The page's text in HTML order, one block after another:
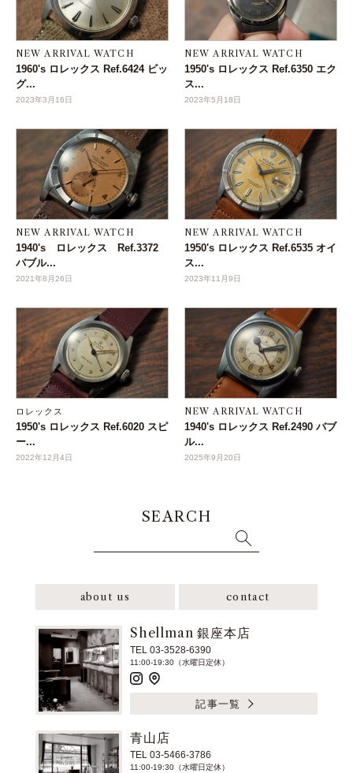
NEW ARRIVAL WATCH
1960's ロレックス Ref.6424 ビッ
グ...
2023年3月16日
NEW ARRIVAL WATCH
1950's ロレックス Ref.6350 エク
ス...
2023年5月18日
NEW ARRIVAL WATCH
1940's ロレックス Ref.3372
バブル...
2021年8月26日
NEW ARRIVAL WATCH
1950's ロレックス Ref.6535 オイ
ス...
2023年11月9日
ロレックス
1950's ロレックス Ref.6020 スピ
ー...
2022年12月4日
NEW ARRIVAL WATCH
1940's ロレックス Ref.2490 バブ
ル...
2025年9月20日
SEARCH
about us contact
Shellman 銀座本店
TEL 03-3528-6390
11:00-19:30（水曜日定休）
記事一覧
青山店
TEL 03-5466-3786
11:00-19:30（水曜日定休）